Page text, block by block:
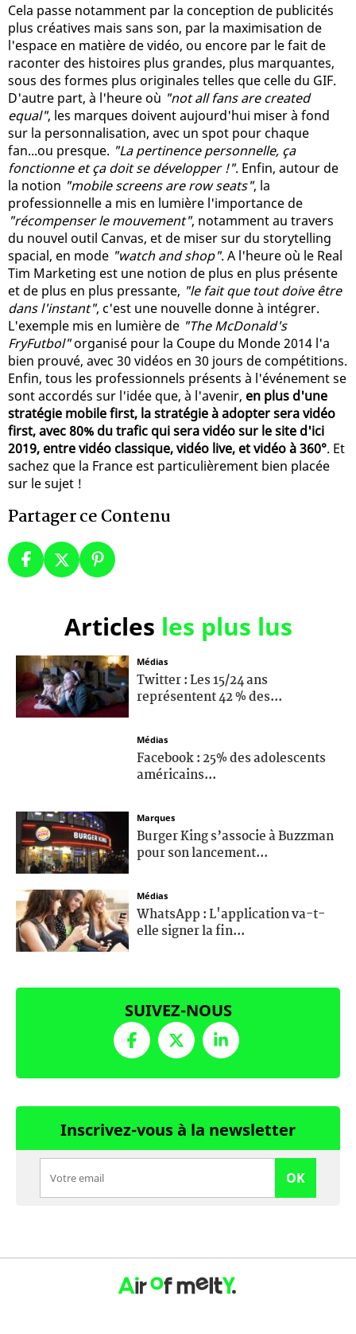
Cela passe notamment par la conception de publicités
plus créatives mais sans son, par la maximisation de
l'espace en matière de vidéo, ou encore par le fait de
raconter des histoires plus grandes, plus marquantes,
sous des formes plus originales telles que celle du GIF.
D'autre part, à l'heure où "not all fans are created
equal", les marques doivent aujourd'hui miser à fond
sur la personnalisation, avec un spot pour chaque
fan...ou presque. "La pertinence personnelle, ça
fonctionne et ça doit se développer !". Enfin, autour de
la notion "mobile screens are row seats", la
professionnelle a mis en lumière l'importance de
"récompenser le mouvement", notamment au travers
du nouvel outil Canvas, et de miser sur du storytelling
spacial, en mode "watch and shop". A l'heure où le Real
Tim Marketing est une notion de plus en plus présente
et de plus en plus pressante, "le fait que tout doive être
dans l'instant", c'est une nouvelle donne à intégrer.
L'exemple mis en lumière de "The McDonald's
FryFutbol"organisé pour la Coupe du Monde 2014 l'a
bien prouvé, avec 30 vidéos en 30 jours de compétitions.
Enfin, tous les professionnels présents à l'événement se
sont accordés sur l'idée que, à l'avenir, en plus d'une
stratégie mobile first, la stratégie à adopter sera vidéo
first, avec 80% du trafic qui sera vidéo sur le site d'ici
2019, entre vidéo classique, vidéo live, et vidéo à 360°. Et
sachez que la France est particulièrement bien placée
sur le sujet !
Partager ce Contenu
Articles les plus lus
Médias
Twitter : Les 15/24 ans
représentent 42 % des...
Médias
Facebook : 25% des adolescents
américains...
Marques
Burger King s’associe à Buzzman
pour son lancement...
Médias
WhatsApp : L'application va-t-
elle signer la fin...
SUIVEZ-NOUS
Inscrivez-vous à la newsletter
OK